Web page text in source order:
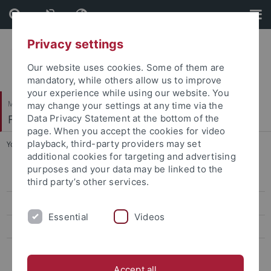
Skip
to
content
Skip
to
footer
Mathematisch-Naturwissenschaftliche Fakultät
Fachbereich Geowissenschaften
You are here: Startseite ... Mineralverwachsungen
Inhalt der Sammlung
Erze und Erzlagerstätten
Privacy settings
Our website uses cookies. Some of them are
mandatory, while others allow us to improve
your experience while using our website. You
may change your settings at any time via the
Data Privacy Statement at the bottom of the
page. When you accept the cookies for video
playback, third-party providers may set
additional cookies for targeting and advertising
purposes and your data may be linked to the
third party’s other services.
Essential Videos